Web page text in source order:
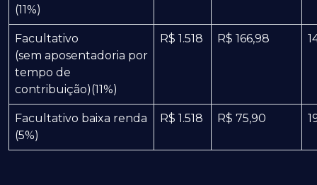
(11%)
Facultativo
(sem aposentadoria por
tempo de
contribuição)(11%)
R$ 1.518 R$ 166,98
Facultativo baixa renda
(5%)
R$ 1.518 R$ 75,90